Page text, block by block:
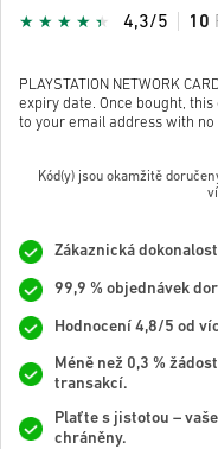
4,3/5 10
PLAYSTATION NETWORK
expiry date. Once bought,
to your email address with no
Kód(y) jsou okamžitě
Zákaznická
99,9 % objednávek
Hodnocení 4,8/5 od
Méně než 0,3 %
transakcí.
Plaťte s jistotou –
chráněny.